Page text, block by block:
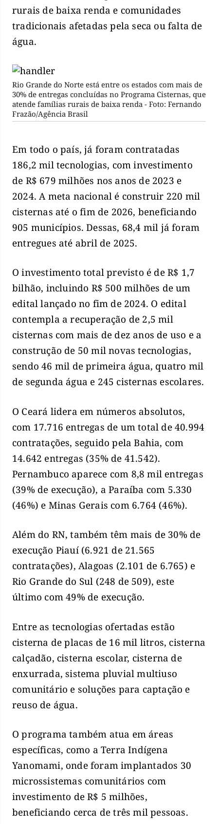
rurais de baixa renda e comunidades
tradicionais afetadas pela seca ou falta de
água.
Rio Grande do Norte está entre os estados com mais de
30% de entregas concluídas no Programa Cisternas, que
atende famílias rurais de baixa renda - Foto: Fernando
Frazão/Agência Brasil
Em todo o país, já foram contratadas
186,2 mil tecnologias, com investimento
de R$ 679 milhões nos anos de 2023 e
2024. A meta nacional é construir 220 mil
cisternas até o fim de 2026, beneficiando
905 municípios. Dessas, 68,4 mil já foram
entregues até abril de 2025.
O investimento total previsto é de R$ 1,7
bilhão, incluindo R$ 500 milhões de um
edital lançado no fim de 2024. O edital
contempla a recuperação de 2,5 mil
cisternas com mais de dez anos de uso e a
construção de 50 mil novas tecnologias,
sendo 46 mil de primeira água, quatro mil
de segunda água e 245 cisternas escolares.
O Ceará lidera em números absolutos,
com 17.716 entregas de um total de 40.994
contratações, seguido pela Bahia, com
14.642 entregas (35% de 41.542).
Pernambuco aparece com 8,8 mil entregas
(39% de execução), a Paraíba com 5.330
(46%) e Minas Gerais com 6.764 (46%).
Além do RN, também têm mais de 30% de
execução Piauí (6.921 de 21.565
contratações), Alagoas (2.101 de 6.765) e
Rio Grande do Sul (248 de 509), este
último com 49% de execução.
Entre as tecnologias ofertadas estão
cisterna de placas de 16 mil litros, cisterna
calçadão, cisterna escolar, cisterna de
enxurrada, sistema pluvial multiuso
comunitário e soluções para captação e
reuso de água.
O programa também atua em áreas
específicas, como a Terra Indígena
Yanomami, onde foram implantados 30
microssistemas comunitários com
investimento de R$ 5 milhões,
beneficiando cerca de três mil pessoas.